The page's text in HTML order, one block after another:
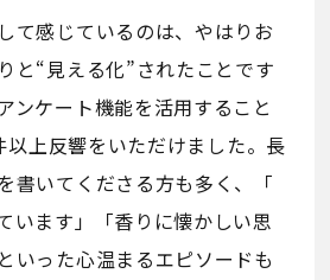
て感じているのは、やはりお
と“見える化”されたことです
ンケート機能を活用すること
上反響をいただけました。長
書いてくださる方も多く、「
います」「香りに懐かしい思
いった心温まるエピソードも